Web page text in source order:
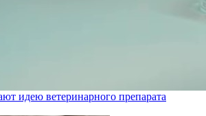
идею ветеринарного препарата